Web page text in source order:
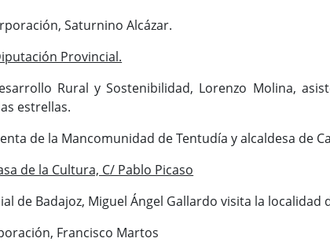
Saturnino Alcázar.
Provincial.
Rural y Sostenibilidad, Lorenzo Molina,
estrellas.
de la Mancomunidad de Tentudía y alcaldesa de
de la Cultura, C/ Pablo Picaso
de Badajoz, Miguel Ángel Gallardo visita la localidad
Francisco Martos